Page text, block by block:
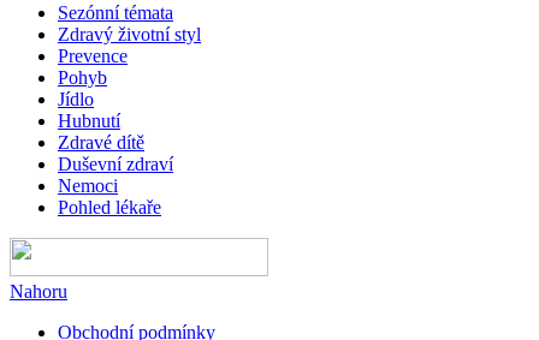
Sezónní témata
Zdravý životní styl
Prevence
Pohyb
Jídlo
Hubnutí
Zdravé dítě
Duševní zdraví
Nemoci
Pohled lékaře
Nahoru
Obchodní podmínky